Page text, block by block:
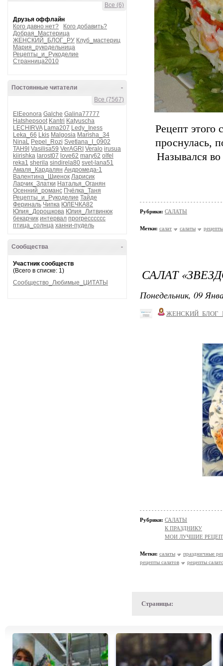
Все (6)
Друзья оффлайн
Кого давно нет?
Кого добавить?
Добрая_Мастерица
ЖЕНСКИЙ_БЛОГ_РУ Клуб_мастериц
Мария_рукодельница
Рецепты_и_Рукоделие
Странница2010
-
Постоянные читатели
Все (7567)
ElEeonora Galche Galina77777
Hatshepsoot Kantri Katyuscha
LECHIRVA Lama207 Ledy_Iness
Leka_66 Lkis Malgosia Marisha_34
NinaL Pepel_Rozi Svetlana_I_0902
TAH9I Vasilisa59 VerAGRI Veralo irusua
kiirishka larost07 love62 mary62 olfel
reka1 sherila sindirela80 svet-lana51
Амаля_Кардалян Андромеда-1
Валентина_Шиенок Ларисик
Ларчик_Златки Наталья_Оганян
Осенний_романс Пчёлка_Таня
Рецепты_и_Рукоделие Тайде
Фериналь Чипка ЮЛЕЧКА82
Юлия_Дорошкова Юлия_Литвинюк
бекарчик интервал прогресссссс
птица_солнца ханни-пудель
-
Сообщества
Участник сообществ
(Всего в списке: 1)
Сообщество_Любимые_ЦИТАТЫ
Рецепт этого
проснулась,
Назывался
Рубрики: САЛАТЫ
Метки: салат салаты рецепты
САЛАТ
Понедельник, 09
Рубрики: САЛАТЫ
К ПРАЗДНИКУ
МОИ ЛУЧШИЕ
Метки: салаты
праздничные
рецепты салатов
рецепты
Страницы: